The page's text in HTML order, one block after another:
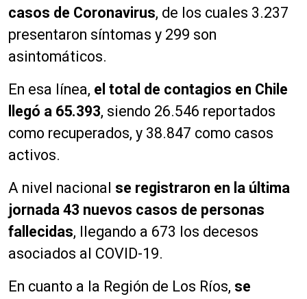
casos de Coronavirus, de los cuales 3.237
presentaron síntomas y 299 son
asintomáticos.
En esa línea, el total de contagios en Chile
llegó a 65.393, siendo 26.546 reportados
como recuperados, y 38.847 como casos
activos.
A nivel nacional se registraron en la última
jornada 43 nuevos casos de personas
fallecidas, llegando a 673 los decesos
asociados al COVID-19.
En cuanto a la Región de Los Ríos, se